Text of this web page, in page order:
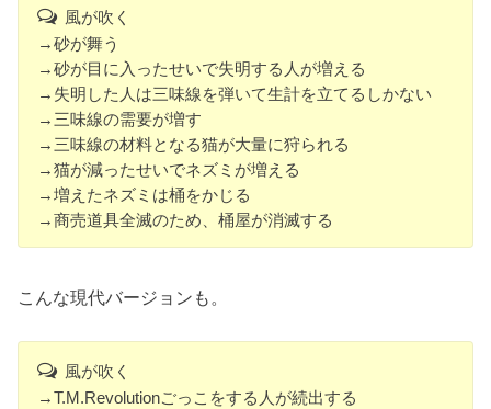
風が吹く
→砂が舞う
→砂が目に入ったせいで失明する人が増える
→失明した人は三味線を弾いて生計を立てるしかない
→三味線の需要が増す
→三味線の材料となる猫が大量に狩られる
→猫が減ったせいでネズミが増える
→増えたネズミは桶をかじる
→商売道具全滅のため、桶屋が消滅する
こんな現代バージョンも。
風が吹く
→T.M.Revolutionごっこをする人が続出する